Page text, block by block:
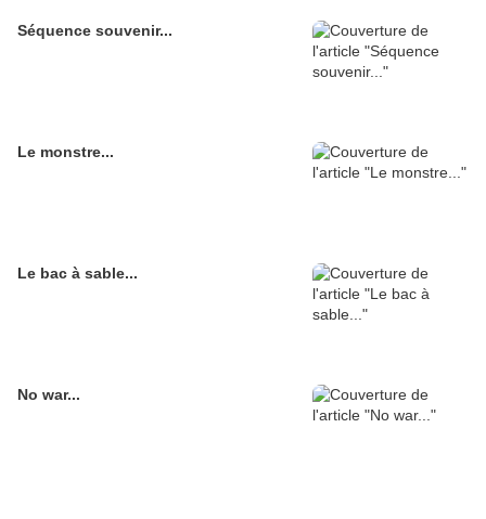
Séquence souvenir...
Le monstre...
Le bac à sable...
No war...